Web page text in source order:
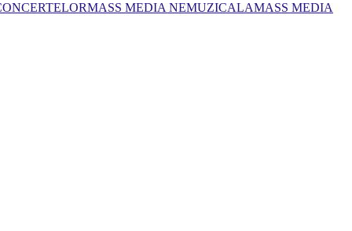
MASS MEDIA NEMUZICALAMASS MEDIA